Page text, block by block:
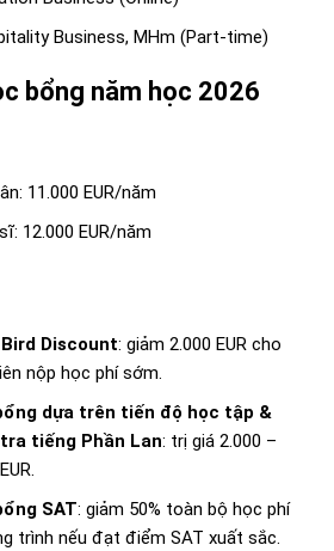
Business, MHm (Part-time)
bổng năm học 2026
11.000 EUR/năm
12.000 EUR/năm
Discount: giảm 2.000 EUR cho
nộp học phí sớm.
dựa trên tiến độ học tập &
tiếng Phần Lan: trị giá 2.000 –
SAT: giảm 50% toàn bộ học phí
trình nếu đạt điểm SAT xuất sắc.